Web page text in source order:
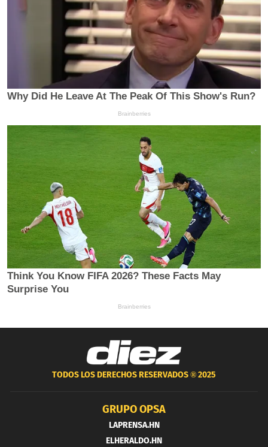
TODOS LOS DERECHOS RESERVADOS ®2025
GRUPO OPSA
LAPRENSA.HN
ELHERALDO.HN